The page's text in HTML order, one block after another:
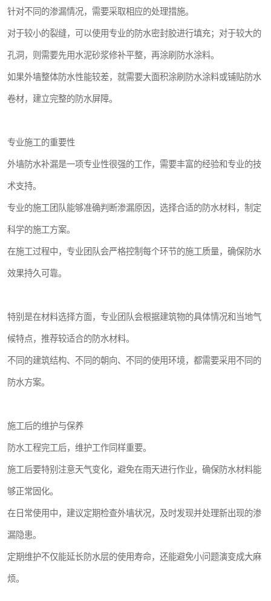
针对不同的渗漏情况，需要采取相应的处理措施。
对于较小的裂缝，可以使用专业的防水密封胶进行填充；对于较大的
孔洞，则需要先用水泥砂浆修补平整，再涂刷防水涂料。
如果外墙整体防水性能较差，就需要大面积涂刷防水涂料或铺贴防水
卷材，建立完整的防水屏障。
专业施工的重要性
外墙防水补漏是一项专业性很强的工作，需要丰富的经验和专业的技
术支持。
专业的施工团队能够准确判断渗漏原因，选择合适的防水材料，制定
科学的施工方案。
在施工过程中，专业团队会严格控制每个环节的施工质量，确保防水
效果持久可靠。
特别是在材料选择方面，专业团队会根据建筑物的具体情况和当地气
候特点，推荐较适合的防水材料。
不同的建筑结构、不同的朝向、不同的使用环境，都需要采用不同的
防水方案。
施工后的维护与保养
防水工程完工后，维护工作同样重要。
施工后要特别注意天气变化，避免在雨天进行作业，确保防水材料能
够正常固化。
在日常使用中，建议定期检查外墙状况，及时发现并处理新出现的渗
漏隐患。
定期维护不仅能延长防水层的使用寿命，还能避免小问题演变成大麻
烦。